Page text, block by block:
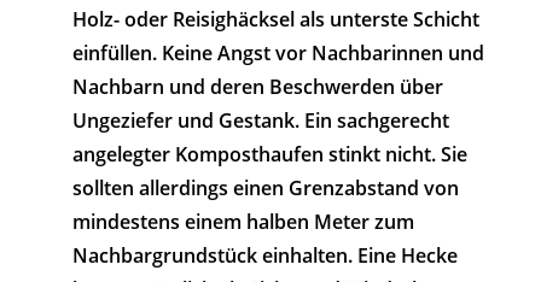
Holz- oder Reisighäcksel als unterste Schicht
einfüllen. Keine Angst vor Nachbarinnen und
Nachbarn und deren Beschwerden über
Ungeziefer und Gestank. Ein sachgerecht
angelegter Komposthaufen stinkt nicht. Sie
sollten allerdings einen Grenzabstand von
mindestens einem halben Meter zum
Nachbargrundstück einhalten. Eine Hecke